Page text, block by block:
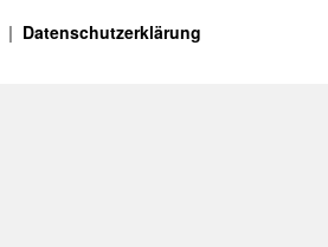
Datenschutzerklärung